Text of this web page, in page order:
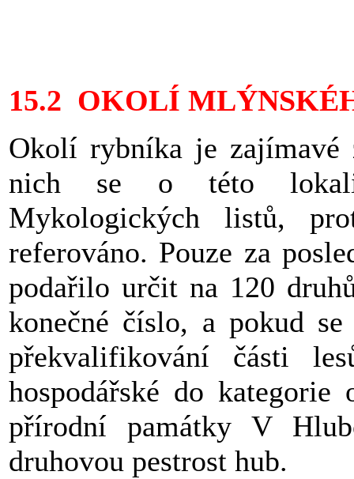
15.2 OKOLÍ
Okolí rybníka je zajímavé
nich se o této
Mykologických listů,
referováno. Pouze za
podařilo určit na 120
konečné číslo, a pokud se
překvalifikování části
hospodářské do
přírodní památky V
druhovou pestrost hub.